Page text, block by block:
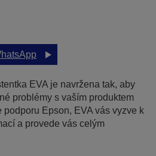
EVA je navržena tak, aby
problémy s vaším produktem
podporu Epson, EVA vás vyzve k
a provede vás celým